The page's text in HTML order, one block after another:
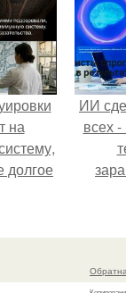
на
долгое
ИИ
всех